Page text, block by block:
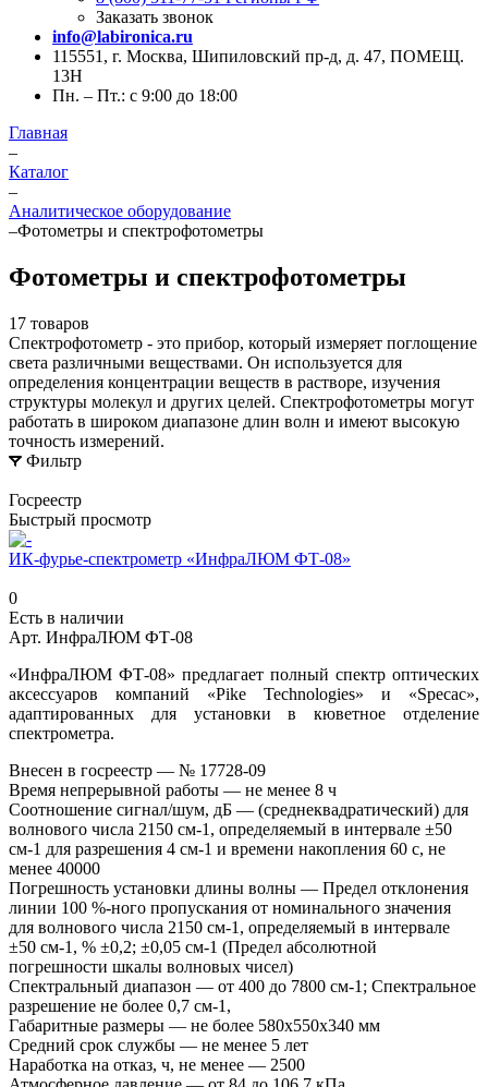
Заказать звонок
info@labironica.ru
115551, г. Москва, Шипиловский пр-д, д. 47, ПОМЕЩ.
13Н
Пн. – Пт.: с 9:00 до 18:00
Главная
–
Каталог
–
Аналитическое оборудование
–Фотометры и спектрофотометры
Фотометры и спектрофотометры
17 товаров
Спектрофотометр - это прибор, который измеряет поглощение
света различными веществами. Он используется для
определения концентрации веществ в растворе, изучения
структуры молекул и других целей. Спектрофотометры могут
работать в широком диапазоне длин волн и имеют высокую
точность измерений.
Фильтр
Госреестр
Быстрый просмотр
ИК-фурье-спектрометр «ИнфраЛЮМ ФТ-08»
0
Есть в наличии
Арт. ИнфраЛЮМ ФТ-08
«ИнфраЛЮМ ФТ-08» предлагает полный спектр оптических
аксессуаров компаний «Pike Technologies» и «Specac»,
адаптированных для установки в кюветное отделение
спектрометра.
Внесен в госреестр — № 17728-09
Время непрерывной работы — не менее 8 ч
Соотношение сигнал/шум, дБ — (среднеквадратический) для
волнового числа 2150 см-1, определяемый в интервале ±50
см-1 для разрешения 4 см-1 и времени накопления 60 с, не
менее 40000
Погрешность установки длины волны — Предел отклонения
линии 100 %-ного пропускания от номинального значения
для волнового числа 2150 см-1, определяемый в интервале
±50 см-1, % ±0,2; ±0,05 см-1 (Предел абсолютной
погрешности шкалы волновых чисел)
Спектральный диапазон — от 400 до 7800 см-1; Спектральное
разрешение не более 0,7 см-1,
Габаритные размеры — не более 580х550х340 мм
Средний срок службы — не менее 5 лет
Наработка на отказ, ч, не менее — 2500